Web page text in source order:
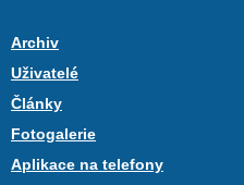
Archiv
Uživatelé
Články
Fotogalerie
Aplikace na telefony